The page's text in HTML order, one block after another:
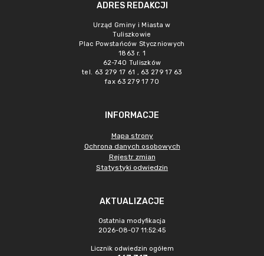
ADRES REDAKCJI
Urząd Gminy i Miasta w
Tuliszkowie
Plac Powstańców Styczniowych
1863 r. 1
62-740 Tuliszków
tel. 63 279 17 61 , 63 279 17 63
fax 63 279 17 70
INFORMACJE
Mapa strony
Ochrona danych osobowych
Rejestr zmian
Statystyki odwiedzin
AKTUALIZACJE
Ostatnia modyfikacja
2026-08-07 11:52:45
Licznik odwiedzin ogółem